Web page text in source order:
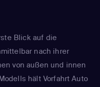
Blick auf die
nach ihrer
von außen und innen
hält Vorfahrt Auto